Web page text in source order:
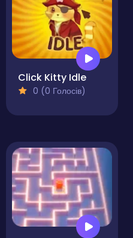
Click Kitty Idle
0 (0 Голосів)